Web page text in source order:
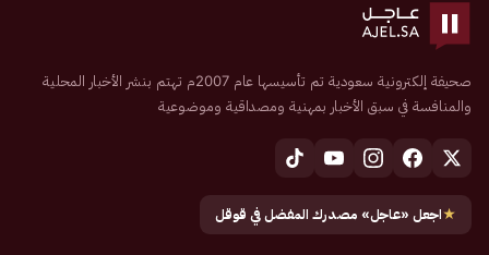
صحيفة إلكترونية سعودية تم تأسيسها عام 2007م تهتم بنشر الأخبار المحلية
والمنافسة في سبق الأخبار بمهنية ومصداقية وموضوعية
★اجعل «عاجل» مصدرك المفضل في قوقل